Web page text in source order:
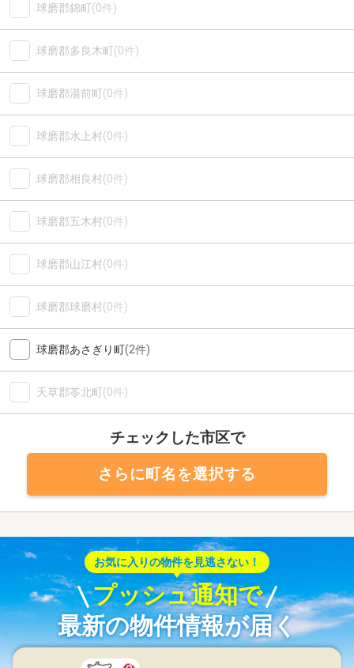
球磨郡錦町(0件)
球磨郡多良木町(0件)
球磨郡湯前町(0件)
球磨郡水上村(0件)
球磨郡相良村(0件)
球磨郡五木村(0件)
球磨郡山江村(0件)
球磨郡球磨村(0件)
球磨郡あさぎり町(2件)
天草郡苓北町(0件)
チェックした市区で
さらに町名を選択する
お気に入りの物件を見逃さない！
プッシュ通知で
最新の物件情報が届く